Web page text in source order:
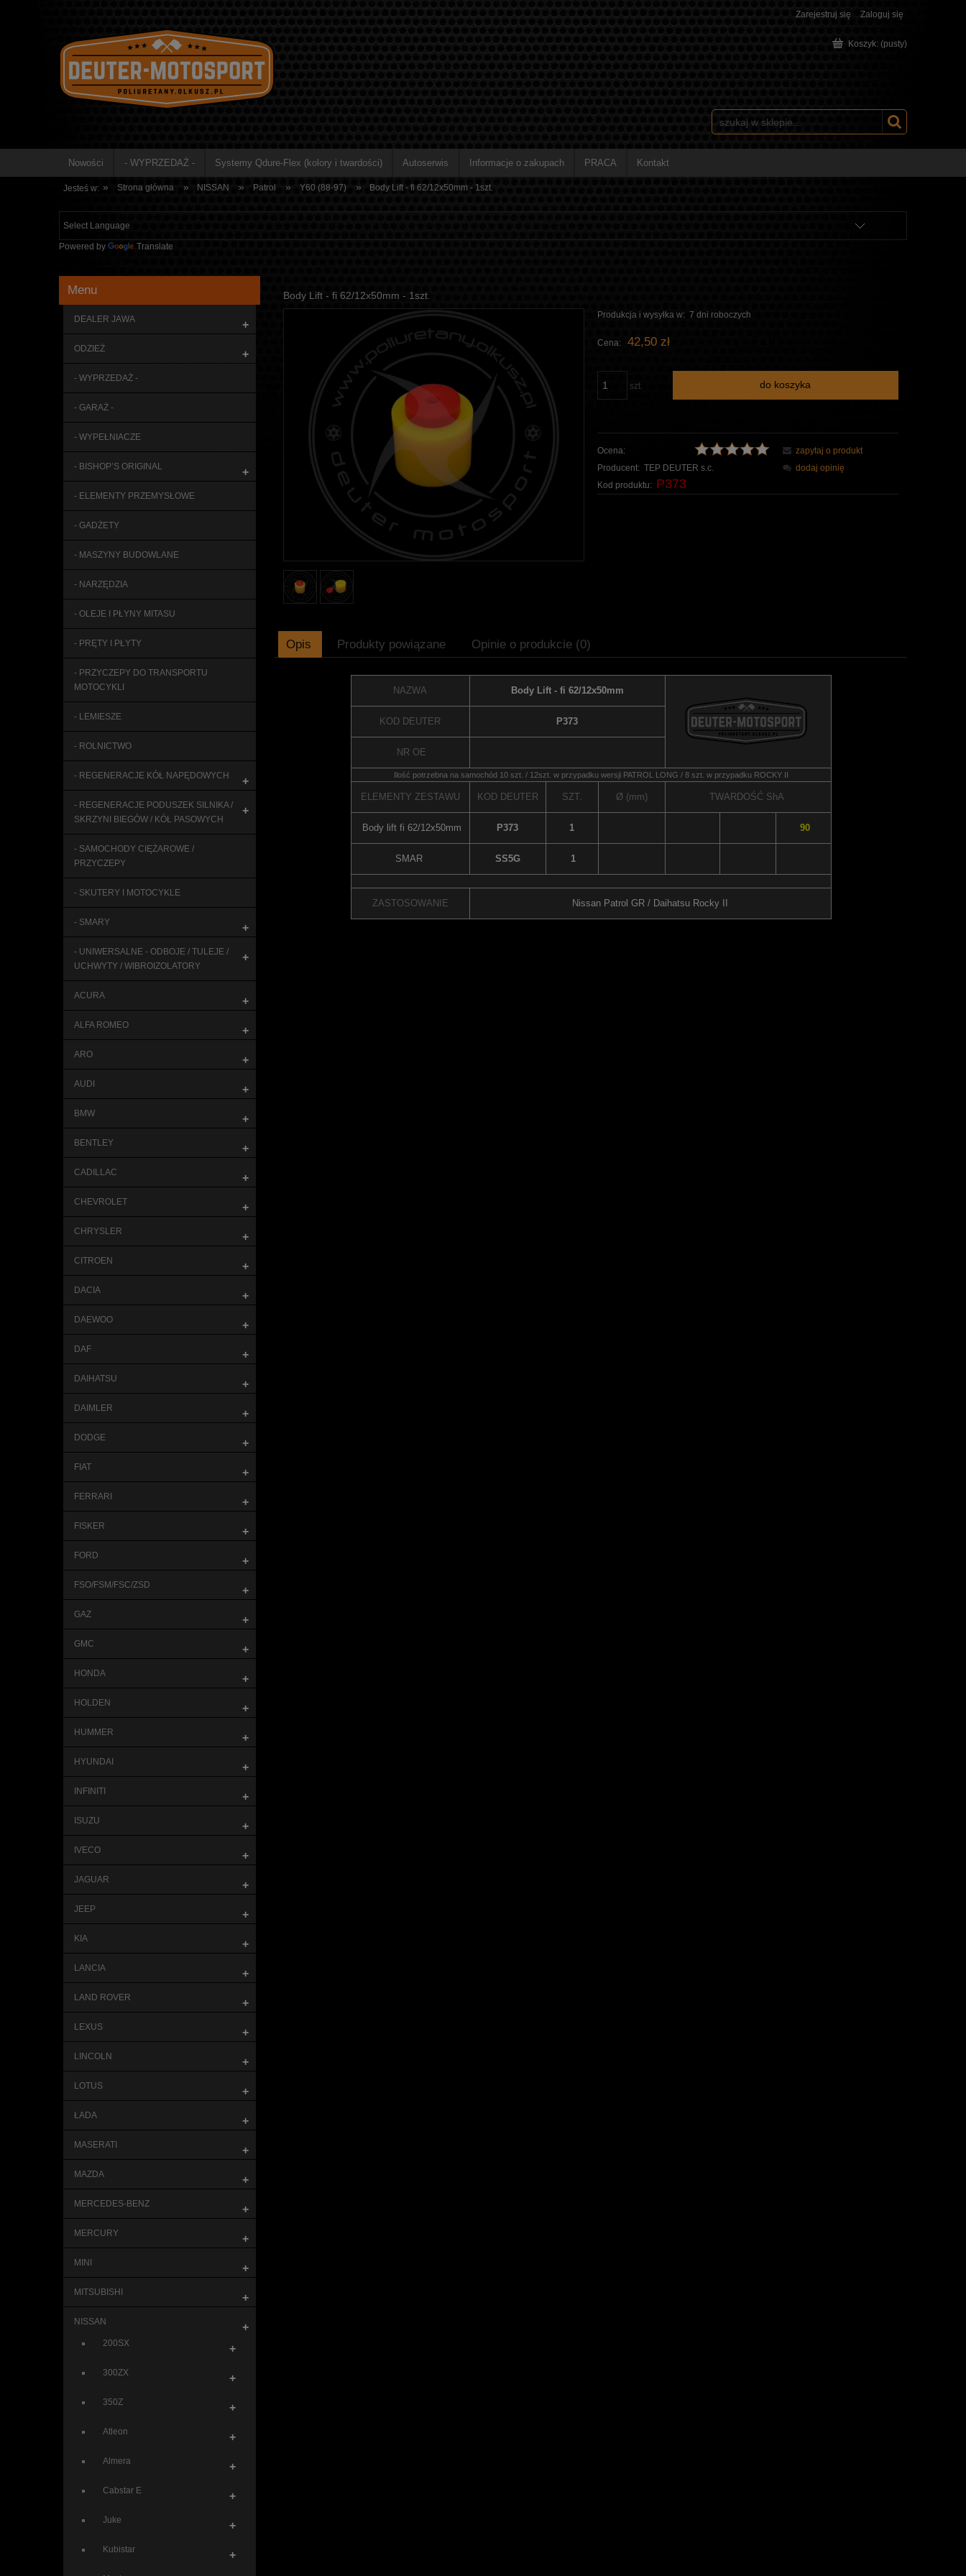
Zarejestruj się Zaloguj się
Koszyk: (pusty)
Nowości - WYPRZEDAŻ - Systemy Qdure-Flex (kolory i twardości) Autoserwis Informacje o zakupach PRACA Kontakt
Jesteś w: » Strona główna » NISSAN » Patrol » Y60 (88-97) » Body Lift - fi 62/12x50mm - 1szt.
Powered by Translate
Menu
DEALER JAWA +
ODZIEŻ +
- WYPRZEDAŻ -
- GARAŻ -
- WYPEŁNIACZE
- BISHOP’S ORIGINAL +
- ELEMENTY PRZEMYSŁOWE
- GADŻETY
- MASZYNY BUDOWLANE
- NARZĘDZIA
- OLEJE I PŁYNY MITASU
- PRĘTY I PŁYTY
- PRZYCZEPY DO TRANSPORTU
MOTOCYKLI
- LEMIESZE
- ROLNICTWO
- REGENERACJE KÓŁ NAPĘDOWYCH +
- REGENERACJE PODUSZEK SILNIKA /
SKRZYNI BIEGÓW / KÓŁ PASOWYCH
+
- SAMOCHODY CIĘŻAROWE /
PRZYCZEPY
- SKUTERY I MOTOCYKLE
- SMARY +
- UNIWERSALNE - ODBOJE / TULEJE /
UCHWYTY / WIBROIZOLATORY
+
ACURA +
ALFA ROMEO +
ARO +
AUDI +
BMW +
BENTLEY +
CADILLAC +
CHEVROLET +
CHRYSLER +
CITROEN +
DACIA +
DAEWOO +
DAF +
DAIHATSU +
DAIMLER +
DODGE +
FIAT +
FERRARI +
FISKER +
FORD +
FSO/FSM/FSC/ZSD +
GAZ +
GMC +
HONDA +
HOLDEN +
HUMMER +
HYUNDAI +
INFINITI +
ISUZU +
IVECO +
JAGUAR +
JEEP +
KIA +
LANCIA +
LAND ROVER +
LEXUS +
LINCOLN +
LOTUS +
ŁADA +
MASERATI +
MAZDA +
MERCEDES-BENZ +
MERCURY +
MINI +
MITSUBISHI +
NISSAN
200SX +
300ZX +
350Z +
Atleon +
Almera +
Cabstar E +
Juke +
Kubistar +
+
Body Lift - fi 62/12x50mm - 1szt.
Produkcja i wysyłka w: 7 dni roboczych
Cena: 42,50 zł
szt. do koszyka
Ocena:
Producent: TEP DEUTER s.c.
Kod produktu: P373
zapytaj o produkt
dodaj opinię
Opis Produkty powiązane Opinie o produkcie (0)
NAZWA Body Lift - fi 62/12x50mm
KOD DEUTER P373
NR OE
Ilość potrzebna na samochód 10 szt. / 12szt. w przypadku wersji PATROL LONG / 8 szt. w przypadku ROCKY II
ELEMENTY ZESTAWU KOD DEUTER SZT. Ø (mm) TWARDOŚĆ ShA
Body lift fi 62/12x50mm P373 1 90
SMAR SS5G 1
ZASTOSOWANIE Nissan Patrol GR / Daihatsu Rocky II